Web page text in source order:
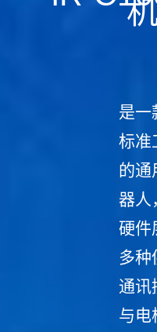
是一
标准
的通
器人
硬件
多种
通讯
与电